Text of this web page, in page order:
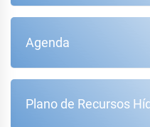
Agenda
Plano de Recursos